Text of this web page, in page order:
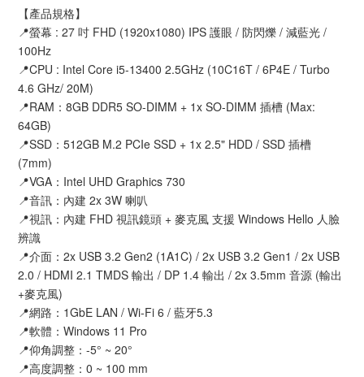
【產品規格】
📍螢幕 : 27 吋 FHD (1920x1080) IPS 護眼 / 防閃爍 / 減藍光 /
100Hz
📍CPU : Intel Core i5-13400 2.5GHz (10C16T / 6P4E / Turbo
4.6 GHz/ 20M)
📍RAM：8GB DDR5 SO-DIMM + 1x SO-DIMM 插槽 (Max:
64GB)
📍SSD：512GB M.2 PCIe SSD + 1x 2.5" HDD / SSD 插槽
(7mm)
📍VGA：Intel UHD Graphics 730
📍音訊：內建 2x 3W 喇叭
📍視訊：內建 FHD 視訊鏡頭 + 麥克風 支援 Windows Hello 人臉
辨識
📍介面：2x USB 3.2 Gen2 (1A1C) / 2x USB 3.2 Gen1 / 2x USB
2.0 / HDMI 2.1 TMDS 輸出 / DP 1.4 輸出 / 2x 3.5mm 音源 (輸出
+麥克風)
📍網路：1GbE LAN / Wi-Fi 6 / 藍牙5.3
📍軟體：Windows 11 Pro
📍仰角調整：-5° ~ 20°
📍高度調整：0 ~ 100 mm